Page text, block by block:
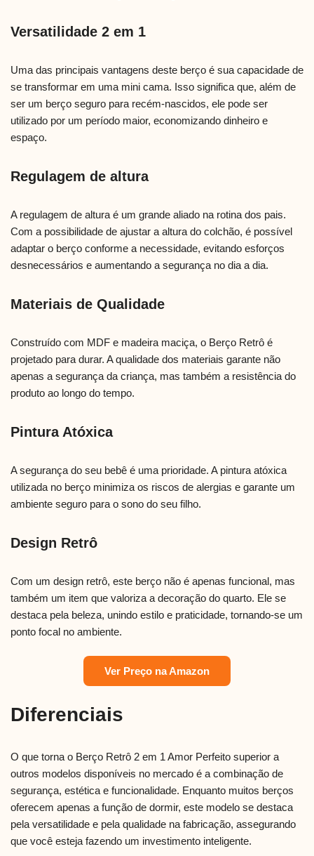
Versatilidade 2 em 1
Uma das principais vantagens deste berço é sua capacidade de
se transformar em uma mini cama. Isso significa que, além de
ser um berço seguro para recém-nascidos, ele pode ser
utilizado por um período maior, economizando dinheiro e
espaço.
Regulagem de altura
A regulagem de altura é um grande aliado na rotina dos pais.
Com a possibilidade de ajustar a altura do colchão, é possível
adaptar o berço conforme a necessidade, evitando esforços
desnecessários e aumentando a segurança no dia a dia.
Materiais de Qualidade
Construído com MDF e madeira maciça, o Berço Retrô é
projetado para durar. A qualidade dos materiais garante não
apenas a segurança da criança, mas também a resistência do
produto ao longo do tempo.
Pintura Atóxica
A segurança do seu bebê é uma prioridade. A pintura atóxica
utilizada no berço minimiza os riscos de alergias e garante um
ambiente seguro para o sono do seu filho.
Design Retrô
Com um design retrô, este berço não é apenas funcional, mas
também um item que valoriza a decoração do quarto. Ele se
destaca pela beleza, unindo estilo e praticidade, tornando-se um
ponto focal no ambiente.
Ver Preço na Amazon
Diferenciais
O que torna o Berço Retrô 2 em 1 Amor Perfeito superior a
outros modelos disponíveis no mercado é a combinação de
segurança, estética e funcionalidade. Enquanto muitos berços
oferecem apenas a função de dormir, este modelo se destaca
pela versatilidade e pela qualidade na fabricação, assegurando
que você esteja fazendo um investimento inteligente.